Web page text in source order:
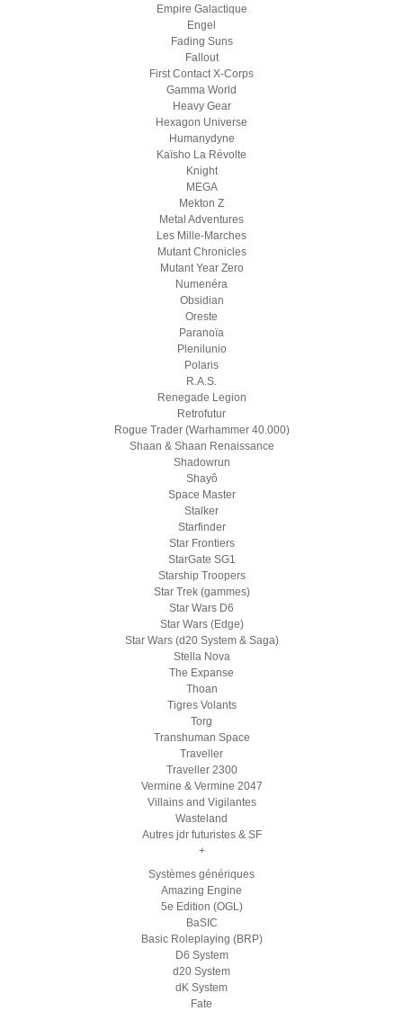
Empire Galactique
Engel
Fading Suns
Fallout
First Contact X-Corps
Gamma World
Heavy Gear
Hexagon Universe
Humanydyne
Kaïsho La Révolte
Knight
MEGA
Mekton Z
Metal Adventures
Les Mille-Marches
Mutant Chronicles
Mutant Year Zero
Numenéra
Obsidian
Oreste
Paranoïa
Plenilunio
Polaris
R.A.S.
Renegade Legion
Retrofutur
Rogue Trader (Warhammer 40.000)
Shaan & Shaan Renaissance
Shadowrun
Shayô
Space Master
Stalker
Starfinder
Star Frontiers
StarGate SG1
Starship Troopers
Star Trek (gammes)
Star Wars D6
Star Wars (Edge)
Star Wars (d20 System & Saga)
Stella Nova
The Expanse
Thoan
Tigres Volants
Torg
Transhuman Space
Traveller
Traveller 2300
Vermine & Vermine 2047
Villains and Vigilantes
Wasteland
Autres jdr futuristes & SF
+
Systèmes génériques
Amazing Engine
5e Edition (OGL)
BaSIC
Basic Roleplaying (BRP)
D6 System
d20 System
dK System
Fate